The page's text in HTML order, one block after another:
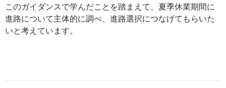
このガイダンスで学んだことを踏まえて、夏季休業期間に
進路について主体的に調べ、進路選択につなげてもらいた
いと考えています。